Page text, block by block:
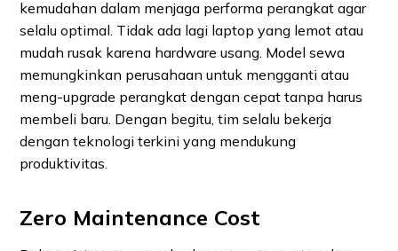
kemudahan dalam menjaga performa perangkat agar
selalu optimal. Tidak ada lagi laptop yang lemot atau
mudah rusak karena hardware usang. Model sewa
memungkinkan perusahaan untuk mengganti atau
meng-upgrade perangkat dengan cepat tanpa harus
membeli baru. Dengan begitu, tim selalu bekerja
dengan teknologi terkini yang mendukung
produktivitas.
Zero Maintenance Cost